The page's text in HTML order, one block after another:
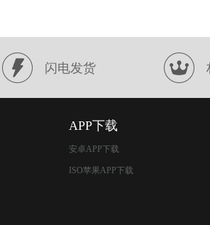
闪电发货
APP下载
安卓APP下载
ISO苹果APP下载